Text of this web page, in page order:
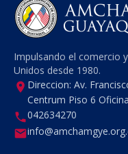
Impulsando el comercio
Unidos desde 1980.
Direccion: Av.
Centrum Piso 6
042634270